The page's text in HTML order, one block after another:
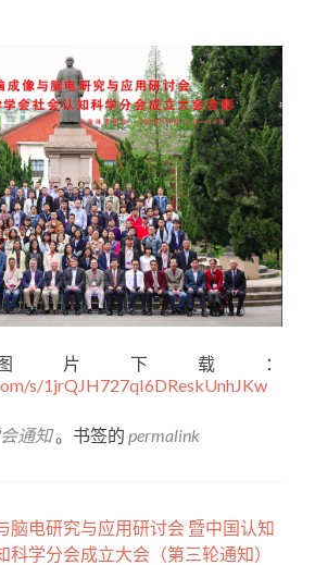
片下载：
s/1jrQJH727qI6DReskUnhJKw
通知。书签的 permalink
脑电研究与应用研讨会 暨中国认知
科学分会成立大会（第三轮通知）